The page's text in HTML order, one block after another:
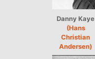
Danny Kaye
(Hans
Christian
Andersen)